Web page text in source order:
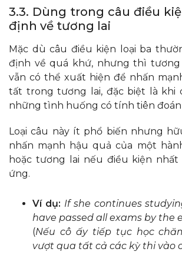
3.3. Dùng trong câu điều
định về tương lai
Mặc dù câu điều kiện loại ba
định về quá khứ, nhưng thì tương
vẫn có thể xuất hiện để nhấn
tất trong tương lai, đặc biệt là khi
những tình huống có tính tiên đoán
Loại câu này ít phổ biến nhưng
nhấn mạnh hậu quả của một
hoặc tương lai nếu điều kiện
ứng.
Ví dụ: If she continues
have passed all exams by the
(Nếu cô ấy tiếp tục học
vượt qua tất cả các kỳ thi vào